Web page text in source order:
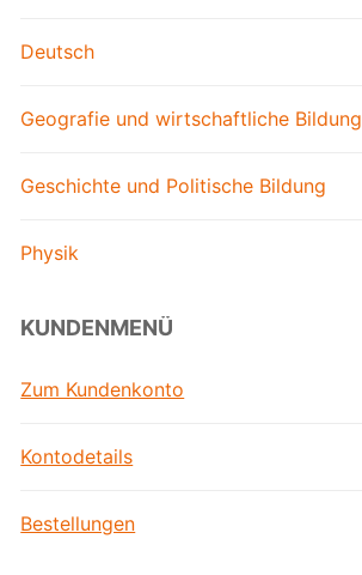
Deutsch
Geografie und wirtschaftliche Bildung
Geschichte und Politische Bildung
Physik
KUNDENMENÜ
Zum Kundenkonto
Kontodetails
Bestellungen